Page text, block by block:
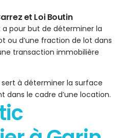
et Loi Boutin
a pour but de déterminer la
ou d’une fraction de lot dans
transaction immobilière
sert à déterminer la surface
dans le cadre d’une location.